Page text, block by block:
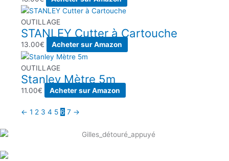
OUTILLAGE
STANLEY Cutter à Cartouche
13.00€ Acheter sur Amazon
OUTILLAGE
Stanley Mètre 5m
11.00€ Acheter sur Amazon
← 1 2 3 4 5 6 7 →